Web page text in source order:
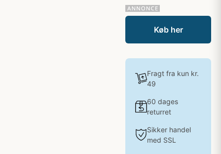
Køb her
Fragt fra kun kr.
49
60 dages
returret
Sikker handel
med SSL